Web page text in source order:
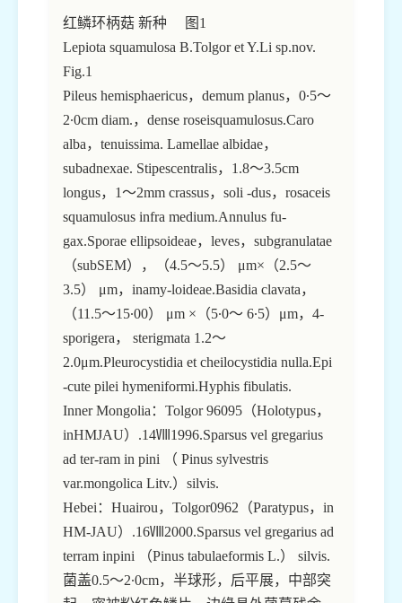
红鳞环柄菇 新种 图1
Lepiota squamulosa B.Tolgor et Y.Li sp.nov.
Fig.1
Pileus hemisphaericus，demum planus，0∙5～
2∙0cm diam.，dense roseisquamulosus.Caro
alba，tenuissima. Lamellae albidae，
subadnexae. Stipescentralis，1.8～3.5cm
longus，1～2mm crassus，soli -dus，rosaceis
squamulosus infra medium.Annulus fu-
gax.Sporae ellipsoideae，leves，subgranulatae
（subSEM），（4.5～5.5） μm×（2.5～
3.5） μm，inamy-loideae.Basidia clavata，
（11.5～15∙00） μm ×（5∙0～ 6∙5）μm，4-
sporigera， sterigmata 1.2～
2.0μm.Pleurocystidia et cheilocystidia nulla.Epi
-cute pilei hymeniformi.Hyphis fibulatis.
Inner Mongolia：Tolgor 96095（Holotypus，
inHMJAU）.14Ⅷ1996.Sparsus vel gregarius
ad ter-ram in pini （ Pinus sylvestris
var.mongolica Litv.）silvis.
Hebei：Huairou，Tolgor0962（Paratypus，in
HM-JAU）.16Ⅷ2000.Sparsus vel gregarius ad
terram inpini （Pinus tabulaeformis L.） silvis.
菌盖0.5～2∙0cm，半球形，后平展，中部突